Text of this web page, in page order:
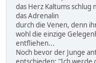
das Herz Kaltums
das Adrenalin
durch die Venen, denn
wohl die einzige
entfliehen...
Noch bevor der Junge